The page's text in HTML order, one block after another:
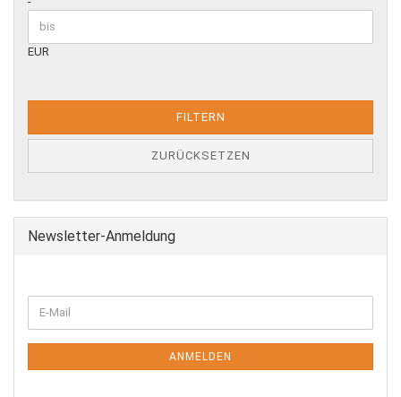
EUR
FILTERN
ZURÜCKSETZEN
Newsletter-Anmeldung
ZUR
NEWSLETTER-
E-
Mail
ANMELDEN